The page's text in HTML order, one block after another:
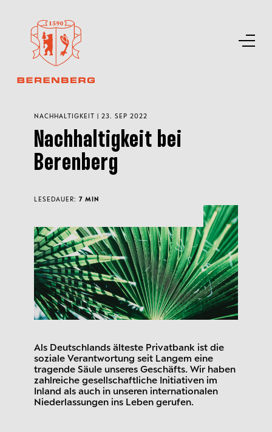
Als Deutschlands älteste Privatbank ist die
soziale Verantwortung seit Langem eine
tragende Säule unseres Geschäfts. Wir haben
zahlreiche gesellschaftliche Initiativen im
Inland als auch in unseren internationalen
Niederlassungen ins Leben gerufen.
NACHHALTIGKEIT | 23. SEP 2022
Nachhaltigkeit bei
Berenberg
LESEDAUER: 7 MIN